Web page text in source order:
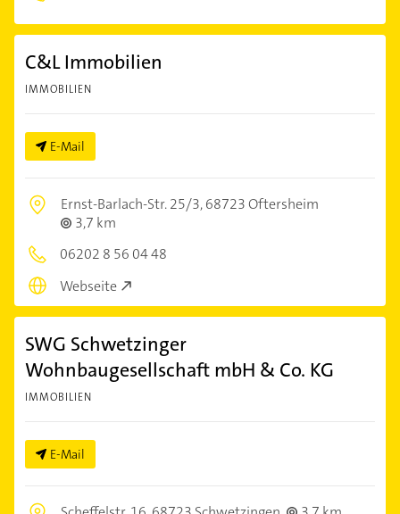
C&L Immobilien
IMMOBILIEN
E-Mail
Ernst-Barlach-Str. 25/3,68723 Oftersheim
3,7 km
06202 8 56 04 48
Webseite
SWG Schwetzinger
Wohnbaugesellschaft mbH & Co. KG
IMMOBILIEN
E-Mail